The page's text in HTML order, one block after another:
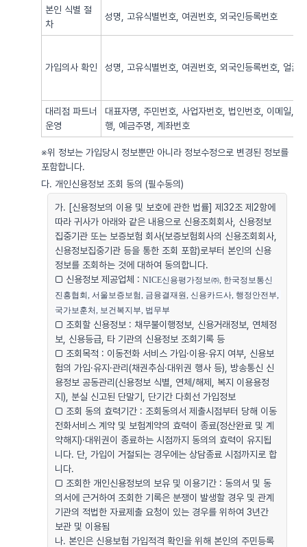
본인 식별 절
차
성명, 고유식별번호, 여권번호, 외국인등록번호
가입의사 확인 성명, 고유식별번호, 여권번호, 외국인등록번호, 얼굴
대리점 파트너
운영
대표자명, 주민번호, 사업자번호, 법인번호, 이메일,
행, 예금주명, 계좌번호
※위 정보는 가입당시 정보뿐만 아니라 정보수정으로 변경된 정보를
포함합니다.
다. 개인신용정보 조회 동의 (필수동의)
가. [신용정보의 이용 및 보호에 관한 법률] 제32조 제2항에
따라 귀사가 아래와 같은 내용으로 신용조회회사, 신용정보
집중기관 또는 보증보험 회사(보증보험회사의 신용조회회사,
신용정보집중기관 등을 통한 조회 포함)로부터 본인의 신용
정보를 조회하는 것에 대하여 동의합니다.
□ 신용정보 제공업체 :NICE신용평가정보㈜, 한국정보통신
진흥협회, 서울보증보험, 금융결재원, 신용카드사, 행정안전부,
국가보훈처, 보건복지부, 법무부
□ 조회할 신용정보 : 채무불이행정보, 신용거래정보, 연체정
보, 신용등급, 타 기관의 신용정보 조회기록 등
□ 조회목적 : 이동전화 서비스 가입·이용·유지 여부, 신용보
험의 가입·유지·관리(채권추심·대위권 행사 등), 방송통신 신
용정보 공동관리(신용정보 식별, 연체/해제, 복지 이용용정
지), 분실 신고된 단말기, 단기간 다회선 가입정보
□ 조회 동의 효력기간 : 조회동의서 제출시점부터 당해 이동
전화서비스 계약 및 보험계약의 효력이 종료(정산완료 및 계
약해지)·대위권이 종료하는 시점까지 동의의 효력이 유지됩
니다. 단, 가입이 거절되는 경우에는 상담종료 시점까지로 합
니다.
□ 조회한 개인신용정보의 보유 및 이용기간 : 동의서 및 동
의서에 근거하여 조회한 기록은 분쟁이 발생할 경우 및 관계
기관의 적법한 자료제출 요청이 있는 경우를 위하여 3년간
보관 및 이용됨
나. 본인은 신용보험 가입적격 확인을 위해 본인의 주민등록